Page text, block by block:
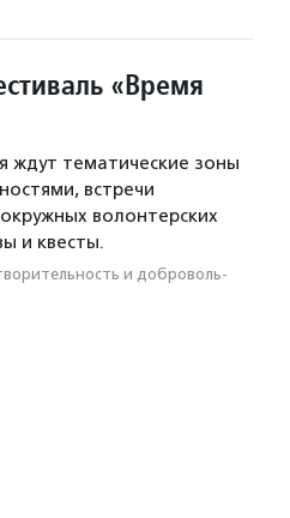
«Время
ждут тематические зоны
встречи
волонтерских
и квесты.
и доброволь­